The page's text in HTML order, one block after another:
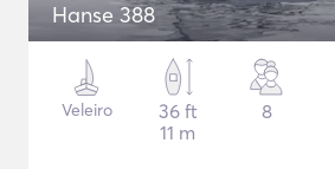
Hanse 388
Veleiro
36 ft
11 m
8